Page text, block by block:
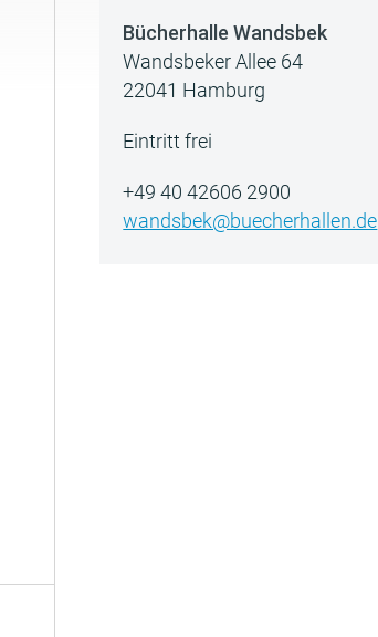
Bücherhalle Wandsbek
Wandsbeker Allee 64
22041 Hamburg
Eintritt frei
+49 40 42606 2900
wandsbek@buecherhallen.de